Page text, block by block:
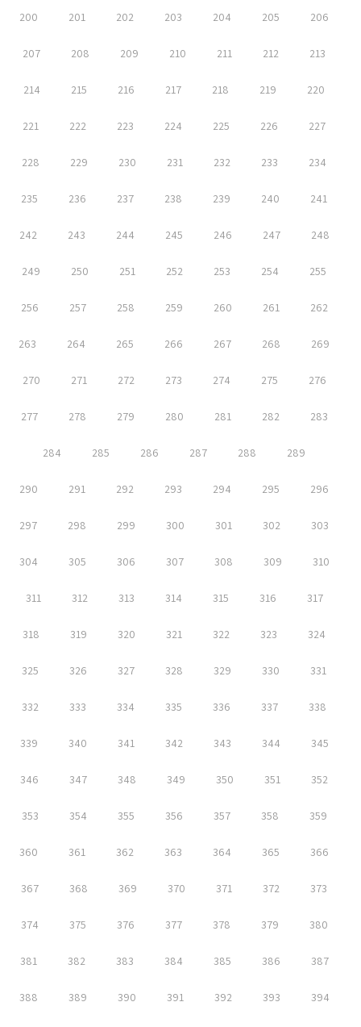
200 201 202 203 204 205 206
207 208 209 210 211 212 213
214 215 216 217 218 219 220
221 222 223 224 225 226 227
228 229 230 231 232 233 234
235 236 237 238 239 240 241
242 243 244 245 246 247 248
249 250 251 252 253 254 255
256 257 258 259 260 261 262
263 264 265 266 267 268 269
270 271 272 273 274 275 276
277 278 279 280 281 282 283
284 285 286 287 288 289
290 291 292 293 294 295 296
297 298 299 300 301 302 303
304 305 306 307 308 309 310
311 312 313 314 315 316 317
318 319 320 321 322 323 324
325 326 327 328 329 330 331
332 333 334 335 336 337 338
339 340 341 342 343 344 345
346 347 348 349 350 351 352
353 354 355 356 357 358 359
360 361 362 363 364 365 366
367 368 369 370 371 372 373
374 375 376 377 378 379 380
381 382 383 384 385 386 387
388 389 390 391 392 393 394